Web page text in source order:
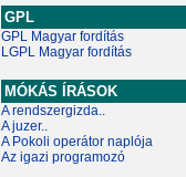
GPL
GPL Magyar fordítás
LGPL Magyar fordítás
MÓKÁS ÍRÁSOK
A rendszergizda..
A juzer..
A Pokoli operátor naplója
Az igazi programozó